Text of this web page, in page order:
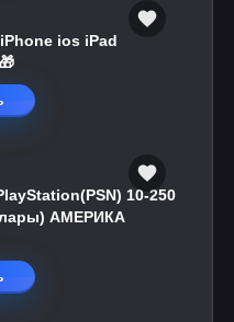
iPhone ios iPad
10-250
АМЕРИКА